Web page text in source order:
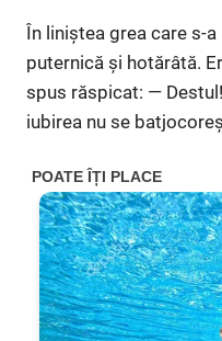
În liniștea grea care s-
puternică și hotărâtă.
spus răspicat: —
iubirea nu se